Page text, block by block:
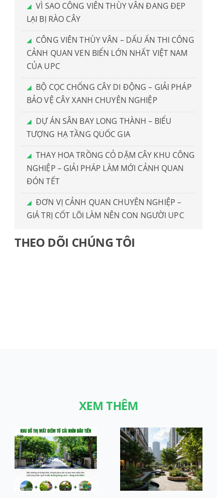
VÌ SAO CÔNG VIÊN THÙY VÂN ĐANG ĐẸP
LẠI BỊ RÀO CÂY
CÔNG VIÊN THÙY VÂN – DẤU ẤN THI CÔNG
CẢNH QUAN VEN BIỂN LỚN NHẤT VIỆT NAM
CỦA UPC
BỘ CỌC CHỐNG CÂY DI ĐỘNG – GIẢI PHÁP
BẢO VỆ CÂY XANH CHUYÊN NGHIỆP
DỰ ÁN SÂN BAY LONG THÀNH – BIỂU
TƯỢNG HẠ TẦNG QUỐC GIA
THAY HOA TRỒNG CỎ DẶM CÂY KHU CÔNG
NGHIỆP – GIẢI PHÁP LÀM MỚI CẢNH QUAN
ĐÓN TẾT
ĐƠN VỊ CẢNH QUAN CHUYÊN NGHIỆP –
GIÁ TRỊ CỐT LÕI LÀM NÊN CON NGƯỜI UPC
THEO DÕI CHÚNG TÔI
XEM THÊM